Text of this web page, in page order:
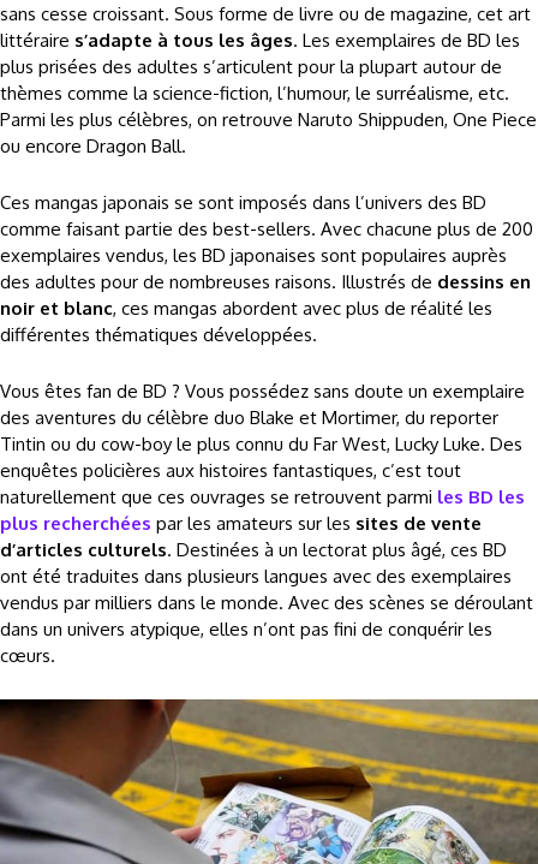
sans cesse croissant. Sous forme de livre ou de magazine, cet art
littéraire s’adapte à tous les âges. Les exemplaires de BD les
plus prisées des adultes s’articulent pour la plupart autour de
thèmes comme la science-fiction, l’humour, le surréalisme, etc.
Parmi les plus célèbres, on retrouve Naruto Shippuden, One Piece
ou encore Dragon Ball.
Ces mangas japonais se sont imposés dans l’univers des BD
comme faisant partie des best-sellers. Avec chacune plus de 200
exemplaires vendus, les BD japonaises sont populaires auprès
des adultes pour de nombreuses raisons. Illustrés de dessins en
noir et blanc, ces mangas abordent avec plus de réalité les
différentes thématiques développées.
Vous êtes fan de BD ? Vous possédez sans doute un exemplaire
des aventures du célèbre duo Blake et Mortimer, du reporter
Tintin ou du cow-boy le plus connu du Far West, Lucky Luke. Des
enquêtes policières aux histoires fantastiques, c’est tout
naturellement que ces ouvrages se retrouvent parmi les BD les
plus recherchées par les amateurs sur les sites de vente
d’articles culturels. Destinées à un lectorat plus âgé, ces BD
ont été traduites dans plusieurs langues avec des exemplaires
vendus par milliers dans le monde. Avec des scènes se déroulant
dans un univers atypique, elles n’ont pas fini de conquérir les
cœurs.